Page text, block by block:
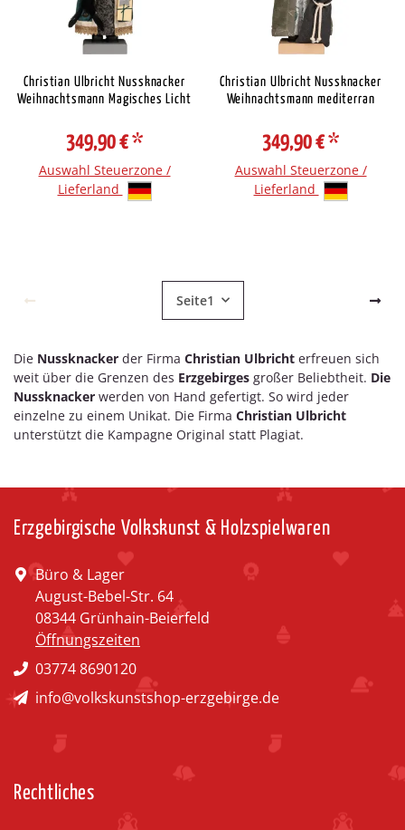
Christian Ulbricht Nussknacker
Weihnachtsmann Magisches Licht
349,90 €*
Auswahl Steuerzone /
Lieferland
Christian Ulbricht Nussknacker
Weihnachtsmann mediterran
349,90 €*
Auswahl Steuerzone /
Lieferland
Seite1
Die Nussknacker der Firma Christian Ulbricht erfreuen sich
weit über die Grenzen des Erzgebirges großer Beliebtheit. Die
Nussknacker werden von Hand gefertigt. So wird jeder
einzelne zu einem Unikat. Die Firma Christian Ulbricht
unterstützt die Kampagne Original statt Plagiat.
Erzgebirgische Volkskunst & Holzspielwaren
Büro & Lager
August-Bebel-Str. 64
08344 Grünhain-Beierfeld
Öffnungszeiten
03774 8690120
info@volkskunstshop-erzgebirge.de
Rechtliches